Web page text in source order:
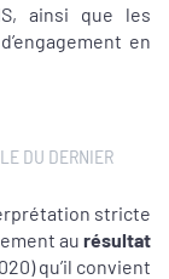
ainsi que les
en
DU DERNIER
stricte
au résultat
qu’il convient